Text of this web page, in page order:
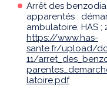
Arrêt des
apparentés :
ambulatoire. HAS ;
https://www.has-
sante.fr/upload/
11/
latoire.pdf